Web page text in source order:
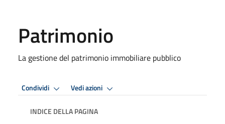
Patrimonio
La gestione del patrimonio immobiliare pubblico
Condividi Vedi azioni
INDICE DELLA PAGINA